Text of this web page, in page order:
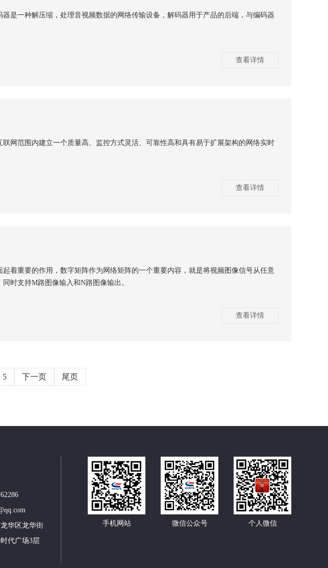
是一种解压缩，处理音视频数据的网络传输设备，解码器用于产品的后端，与编码器
查看详情
网范围内建立一个质量高、监控方式灵活、可靠性高和具有易于扩展架构的网络实时
查看详情
着重要的作用，数字矩阵作为网络矩阵的一个重要内容，就是将视频图像信号从任意
时支持M路图像输入和N路图像输出。
查看详情
5 下一页 尾页
华区龙华街
代广场3层
手机网站 微信公众号 个人微信